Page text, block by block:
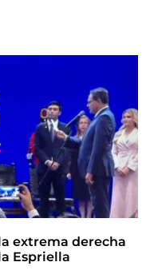
extrema derecha
Espriella